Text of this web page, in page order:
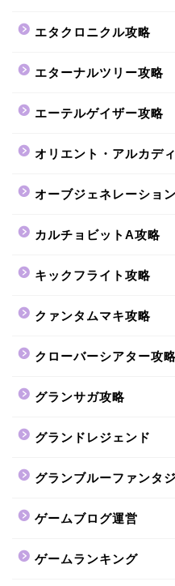
エタクロニクル攻略
エターナルツリー攻略
エーテルゲイザー攻略
オリエント・アルカデ
オーブジェネレーショ
カルチョビットA攻略
キックフライト攻略
クァンタムマキ攻略
クローバーシアター攻略
グランサガ攻略
グランドレジェンド
グランブルーファンタ
ゲームブログ運営
ゲームランキング